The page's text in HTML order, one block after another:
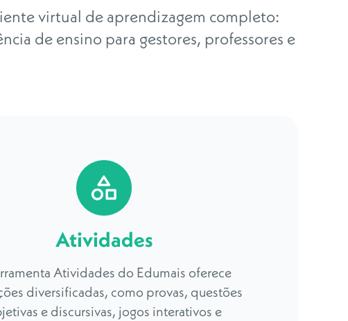
virtual de aprendizagem completo:
de ensino para gestores, professores e
Atividades
Atividades do Edumais oferece
diversificadas, como provas, questões
e discursivas, jogos interativos e